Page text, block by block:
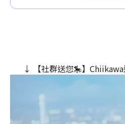
↓ 【社群送您🎠】